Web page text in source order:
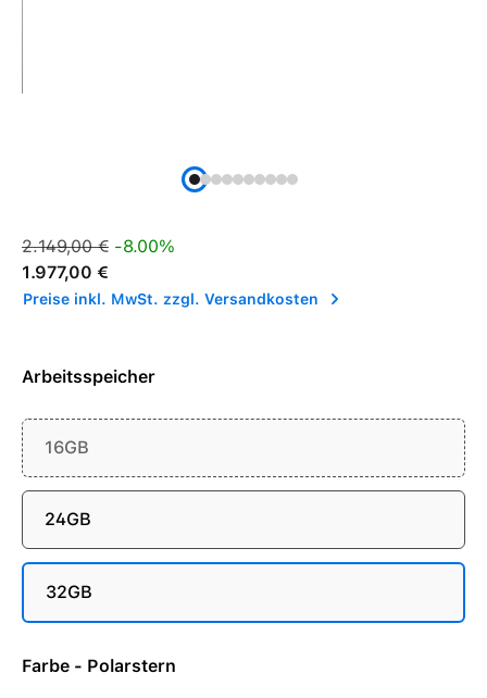
Verkaufspreis:
Regulärer Preis:
2.149,00 € -8.00%
1.977,00 €
Preise inkl. MwSt. zzgl. Versandkosten
Arbeitsspeicher
16GB
24GB
32GB
Farbe - Polarstern